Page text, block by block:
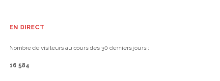
EN DIRECT
Nombre de visiteurs au cours des 30 derniers jours :
16 584